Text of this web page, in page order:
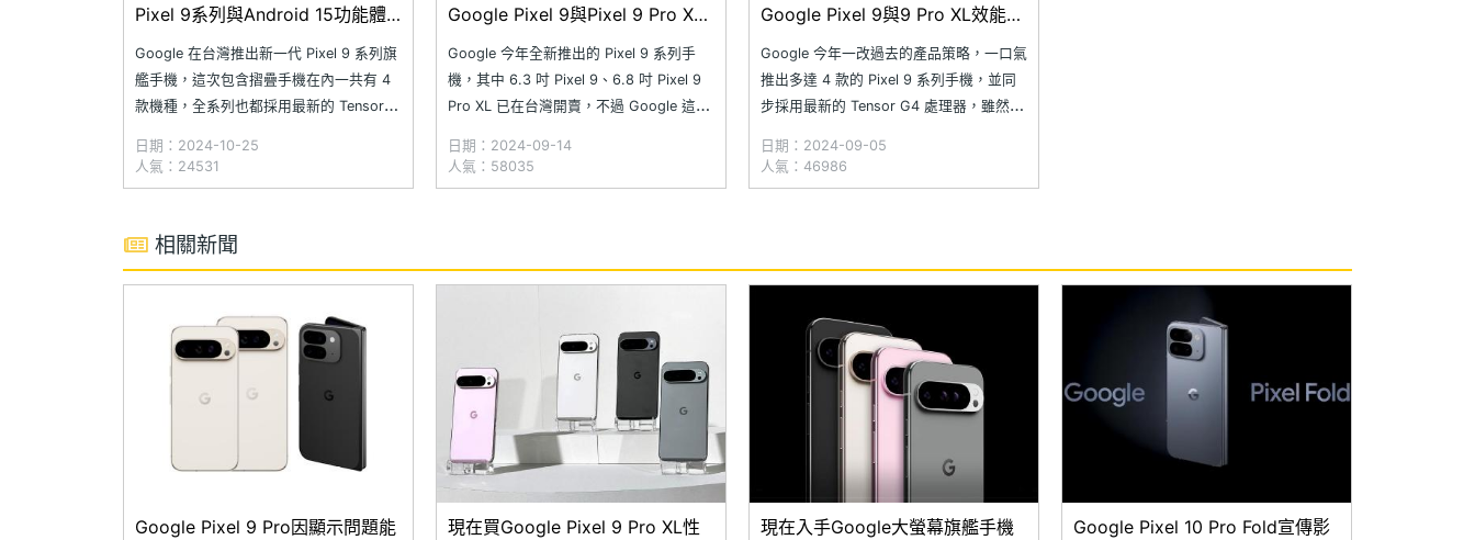
Pixel 9系列與Android 15功能體
Google 在台灣推出新一代 Pixel 9 系列旗
艦手機，這次包含摺疊手機在內一共有 4
款機種，全系列也都採用最新的 Tensor
能，隨著近期正式開放 Android 15 系統升
級後，Pixel 9 系列也一口氣追加私人空
日期：2024-10-25
人氣：24531
Google Pixel 9與Pixel 9 Pro XL
Google 今年全新推出的 Pixel 9 系列手
機，其中 6.3 吋 Pixel 9、6.8 吋 Pixel 9
Pro XL 已在台灣開賣，不過 Google 這次
重新設計，兩款手機也全面改為平面邊框
設計，並且分別採用亮面、霧面的背蓋質
日期：2024-09-14
人氣：58035
Google Pixel 9與9 Pro XL效能實
Google 今年一改過去的產品策略，一口氣
推出多達 4 款的 Pixel 9 系列手機，並同
步採用最新的 Tensor G4 處理器，雖然在
不過這次 Tensor G4 核心架構則是回歸主
流的 8 核心設計，續航則有明顯進步。究
日期：2024-09-05
人氣：46986
相關新聞
Google Pixel 9 Pro因顯示問題能
現在買Google Pixel 9 Pro XL性
現在入手Google大螢幕旗艦手機
Google Pixel 10 Pro Fold宣傳影